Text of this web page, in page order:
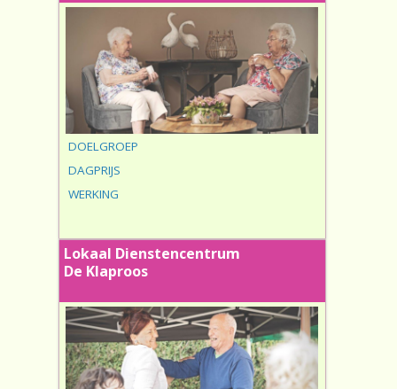
DOELGROEP
DAGPRIJS
WERKING
Lokaal Dienstencentrum
De Klaproos